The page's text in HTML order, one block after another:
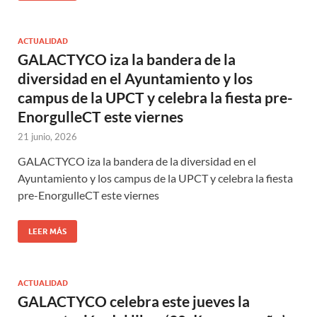
ACTUALIDAD
GALACTYCO iza la bandera de la
diversidad en el Ayuntamiento y los
campus de la UPCT y celebra la fiesta pre-
EnorgulleCT este viernes
21 junio, 2026
GALACTYCO iza la bandera de la diversidad en el
Ayuntamiento y los campus de la UPCT y celebra la fiesta
pre-EnorgulleCT este viernes
LEER MÁS
ACTUALIDAD
GALACTYCO celebra este jueves la